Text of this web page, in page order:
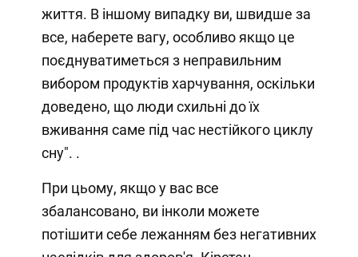
життя. В іншому випадку ви, швидше за
все, наберете вагу, особливо якщо це
поєднуватиметься з неправильним
вибором продуктів харчування, оскільки
доведено, що люди схильні до їх
вживання саме під час нестійкого циклу
сну". .
При цьому, якщо у вас все
збалансовано, ви інколи можете
потішити себе лежанням без негативних